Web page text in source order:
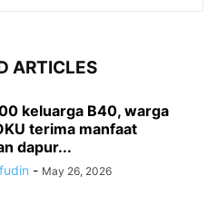
ARTICLES
keluarga B40, warga
terima manfaat
dapur...
- May 26, 2026